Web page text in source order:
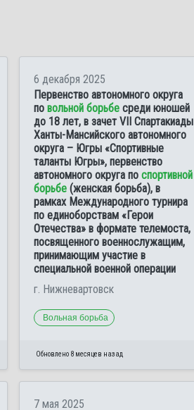
6 декабря 2025
Первенство автономного округа
по вольной борьбе среди юношей
до 18 лет, в зачет VII Спартакиады
Ханты-Мансийского автономного
округа – Югры «Спортивные
таланты Югры», первенство
автономного округа по спортивной
борьбе (женская борьба), в
рамках Международного турнира
по единоборствам «Герои
Отечества» в формате телемоста,
посвященного военнослужащим,
принимающим участие в
специальной военной операции
г. Нижневартовск
Вольная борьба
Обновлено 8 месяцев назад
7 мая 2025